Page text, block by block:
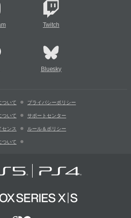
Twitch
Bluesky
ついて プライバシーポリシー
ついて サポートセンター
センス ルール＆ポリシー
ついて